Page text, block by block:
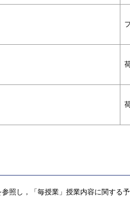
照し，「毎授業」授業内容に関する